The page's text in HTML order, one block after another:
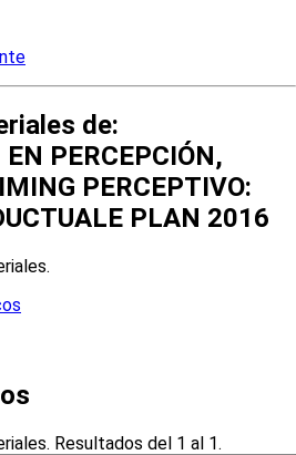
de:
PERCEPCIÓN,
PERCEPTIVO:
PLAN 2016
Resultados del 1 al 1.